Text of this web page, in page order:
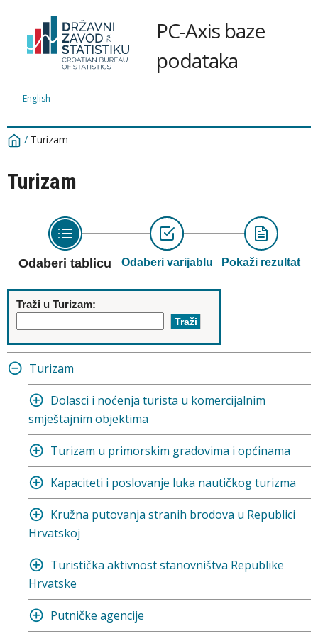
PC-Axis baze
podataka
English
/ Turizam
Turizam
Odaberi tablicu Odaberi varijablu Pokaži rezultat
Traži u Turizam:
Turizam
Dolasci i noćenja turista u komercijalnim
smještajnim objektima
Turizam u primorskim gradovima i općinama
Kapaciteti i poslovanje luka nautičkog turizma
Kružna putovanja stranih brodova u Republici
Hrvatskoj
Turistička aktivnost stanovništva Republike
Hrvatske
Putničke agencije